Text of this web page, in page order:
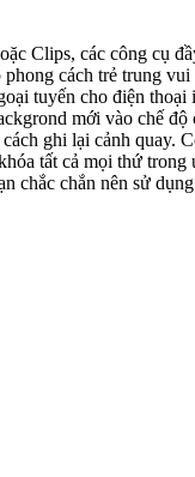
vui nhộn. Ngoài ra còn
phiên bản dùng thử, bất
tất cả mọi thứ trong
bạn chắc chắn nên sử